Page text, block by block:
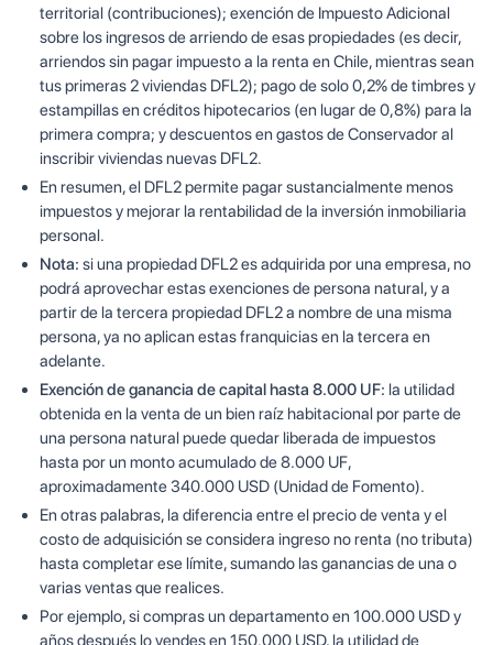
territorial (contribuciones); exención de Impuesto Adicional
sobre los ingresos de arriendo de esas propiedades (es decir,
arriendos sin pagar impuesto a la renta en Chile, mientras sean
tus primeras 2 viviendas DFL2); pago de solo 0,2% de timbres y
estampillas en créditos hipotecarios (en lugar de 0,8%) para la
primera compra; y descuentos en gastos de Conservador al
inscribir viviendas nuevas DFL2.
En resumen, el DFL2 permite pagar sustancialmente menos
impuestos y mejorar la rentabilidad de la inversión inmobiliaria
personal.
Nota: si una propiedad DFL2 es adquirida por una empresa, no
podrá aprovechar estas exenciones de persona natural, y a
partir de la tercera propiedad DFL2 a nombre de una misma
persona, ya no aplican estas franquicias en la tercera en
adelante.
Exención de ganancia de capital hasta 8.000 UF: la utilidad
obtenida en la venta de un bien raíz habitacional por parte de
una persona natural puede quedar liberada de impuestos
hasta por un monto acumulado de 8.000 UF,
aproximadamente 340.000 USD (Unidad de Fomento).
En otras palabras, la diferencia entre el precio de venta y el
costo de adquisición se considera ingreso no renta (no tributa)
hasta completar ese límite, sumando las ganancias de una o
varias ventas que realices.
Por ejemplo, si compras un departamento en 100.000 USD y
años después lo vendes en 150.000 USD, la utilidad de